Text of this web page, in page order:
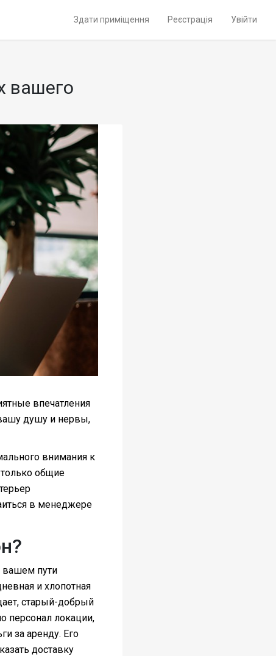
Здати приміщення Реєстрація Увійти
вашего
впечатления
душу и нервы,
внимания к
только общие
в менеджере
вашем пути
и хлопотная
старый-добрый
персонал локации,
за аренду. Его
доставку